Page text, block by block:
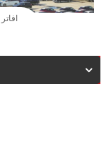
افاتر 12 سيارة مستعملة